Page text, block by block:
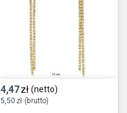
4,47zł (netto)
5,50 zł (brutto)